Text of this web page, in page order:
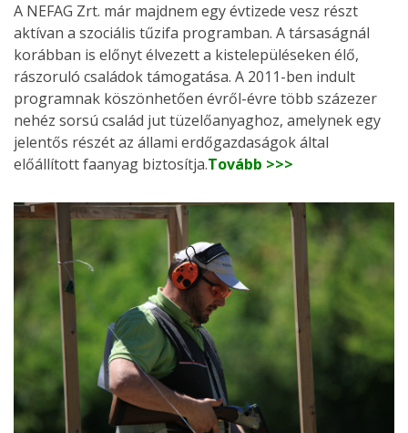
A NEFAG Zrt. már majdnem egy évtizede vesz részt
aktívan a szociális tűzifa programban. A társaságnál
korábban is előnyt élvezett a kistelepüléseken élő,
rászoruló családok támogatása. A 2011-ben indult
programnak köszönhetően évről-évre több százezer
nehéz sorsú család jut tüzelőanyaghoz, amelynek egy
jelentős részét az állami erdőgazdaságok által
előállított faanyag biztosítja.Tovább >>>